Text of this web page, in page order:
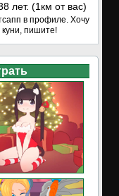
лет. (1км от вас)
в профиле. Хочу
куни, пишите!